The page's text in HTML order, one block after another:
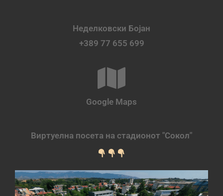
Неделковски Бојан
+389 77 655 699
Google Maps
Виртуелна посета на стадионот "Сокол"